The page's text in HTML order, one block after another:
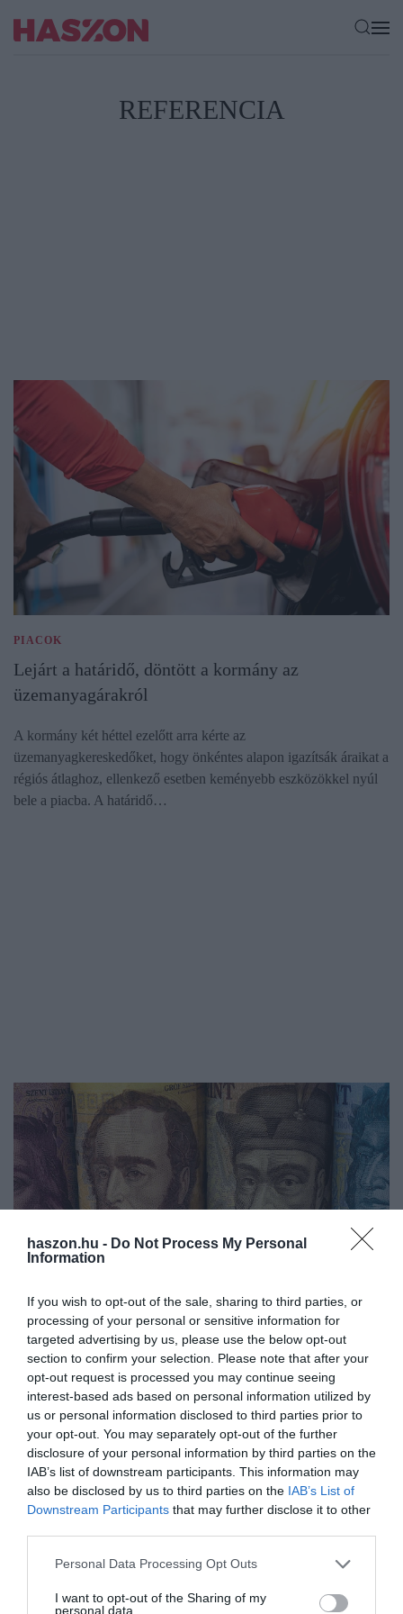
haszon.hu - Do Not Process My Personal
Information
If you wish to opt-out of the sale, sharing to third parties, or
processing of your personal or sensitive information for
targeted advertising by us, please use the below opt-out
section to confirm your selection. Please note that after your
opt-out request is processed you may continue seeing
interest-based ads based on personal information utilized by
us or personal information disclosed to third parties prior to
your opt-out. You may separately opt-out of the further
disclosure of your personal information by third parties on the
IAB’s list of downstream participants. This information may
also be disclosed by us to third parties on the IAB’s List of
Downstream Participants that may further disclose it to other
Please note that this website/app uses one or more Google
not limited to your visit or usage behaviour. You may click to
Personal Data Processing Opt Outs
I want to opt-out of the Sharing of my
personal data.
REFERENCIA
PIACOK
Lejárt a határidő, döntött a kormány az
üzemanyagárakról
A kormány két héttel ezelőtt arra kérte az
üzemanyagkereskedőket, hogy önkéntes alapon igazítsák áraikat a
régiós átlaghoz, ellenkező esetben keményebb eszközökkel nyúl
bele a piacba. A határidő…
DEVIZA
Kezd magához térni a forint a keddi esés után
Erősödött kissé a forint szerda reggelre az előző esti jegyzéséhez
képest a főbb devizákkal szemben a nemzetközi
devizakereskedelemben.